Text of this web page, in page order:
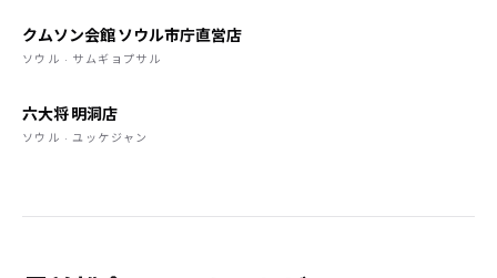
クムソン会館 ソウル市庁直営店
ソウル · サムギョプサル
六大将 明洞店
ソウル · ユッケジャン